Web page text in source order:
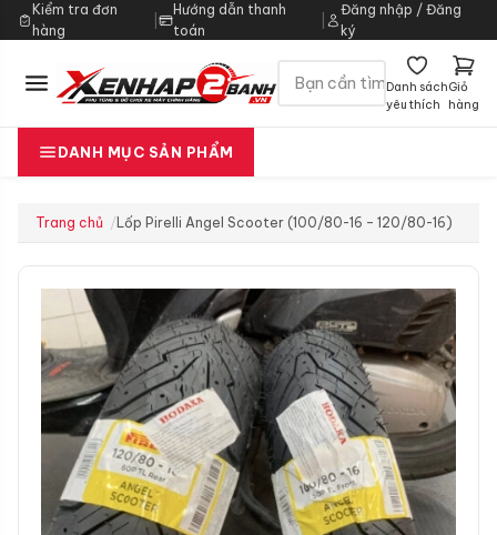
Kiểm tra đơn
hàng
|
Hướng dẫn thanh
toán
Đăng nhập / Đăng
ký
Danh sách
yêu thích
Giỏ
hàng
DANH MỤC SẢN PHẨM
Trang chủ Lốp Pirelli Angel Scooter (100/80-16 – 120/80-16)